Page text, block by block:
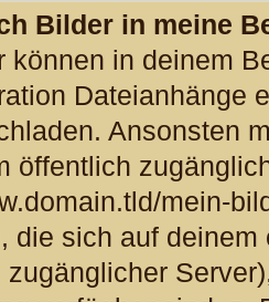
Bilder in meine
können in deinem
Dateianhänge
Ansonsten
öffentlich
mein-
die sich auf
zugänglicher